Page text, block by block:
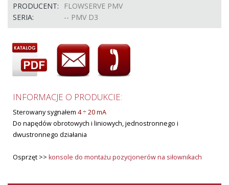
PRODUCENT:
FLOWSERVE PMV
SERIA:
-- PMV D3
INFORMACJE O PRODUKCIE:
Sterowany sygnałem 4 ÷ 20 mA
Do napędów obrotowych i liniowych, jednostronnego i
dwustronnego działania
Osprzęt >> konsole do montażu pozycjonerów na siłownikach